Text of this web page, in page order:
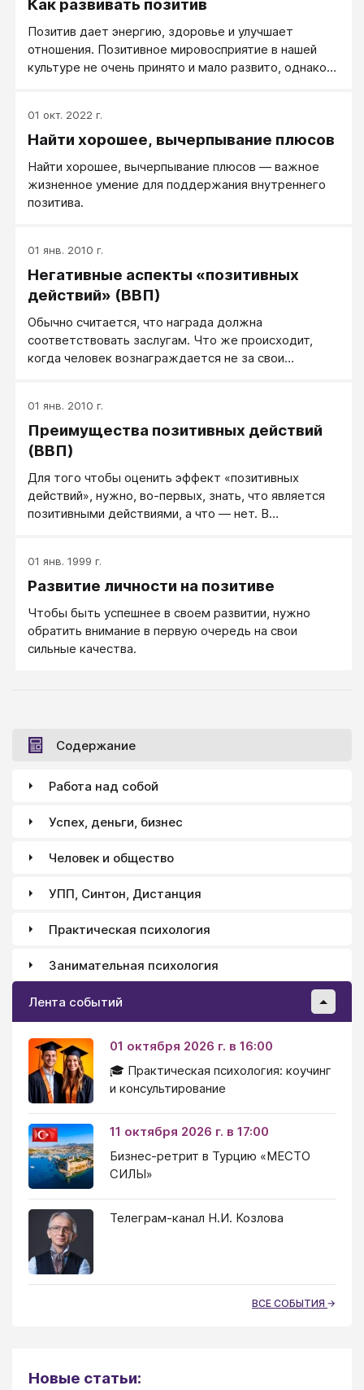
вам выработать привычку смотреть на мир сквозь
Как развивать позитив
Позитив дает энергию, здоровье и улучшает
отношения. Позитивное мировосприятие в нашей
культуре не очень принято и мало развито, однако
01 окт. 2022 г.
Найти хорошее, вычерпывание плюсов
Найти хорошее, вычерпывание плюсов — важное
жизненное умение для поддержания внутреннего
позитива.
01 янв. 2010 г.
Негативные аспекты «позитивных
действий» (ВВП)
Обычно считается, что награда должна
соответствовать заслугам. Что же происходит,
когда человек вознаграждается не за свои
Многие люди, возможно включая и вас, читатель,
отреагируют отрицательно. В этом и состоит суть
дилеммы «позитивных действий».
01 янв. 2010 г.
Преимущества позитивных действий
(ВВП)
Для того чтобы оценить эффект «позитивных
действий», нужно, во-первых, знать, что является
позитивными действиями, а что — нет. В
имеют место, когда какая- либо организация
прилагает большие усилия для того, чтобы
системе трудоустройства и образования и что,
напротив, каждый имеет равные возможности
(АРА, 1995). «Позитивные действия» выходят за
01 янв. 1999 г.
Развитие личности на позитиве
Чтобы быть успешнее в своем развитии, нужно
обратить внимание в первую очередь на свои
сильные качества.
Содержание
Работа над собой
Успех, деньги, бизнес
Человек и общество
УПП, Синтон, Дистанция
Практическая психология
Занимательная психология
Лента событий
01 октября 2026 г. в 16:00
🎓 Практическая психология: коучинг
и консультирование
11 октября 2026 г. в 17:00
Бизнес-ретрит в Турцию «МЕСТО
СИЛЫ»
Телеграм-канал Н.И. Козлова
ВСЕ СОБЫТИЯ
Новые статьи: